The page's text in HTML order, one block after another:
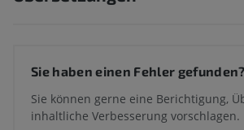
Sie haben einen Fehler gefunden?
Sie können gerne eine Berichtigung,
inhaltliche Verbesserung vorschlagen.